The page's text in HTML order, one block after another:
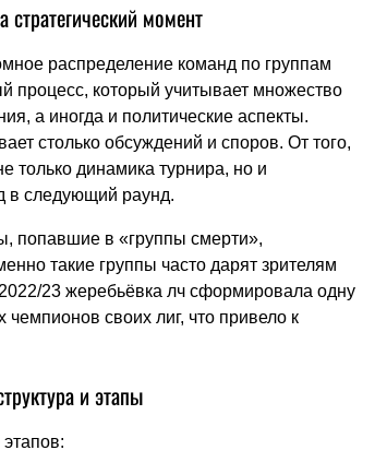
момент
распределение команд по группам
который учитывает множество
а иногда и политические аспекты.
столько обсуждений и споров. От того,
только динамика турнира, но и
в следующий раунд.
попавшие в «группы смерти»,
такие группы часто дарят зрителям
23 жеребьёвка лч сформировала одну
чемпионов своих лиг, что привело к
и этапы